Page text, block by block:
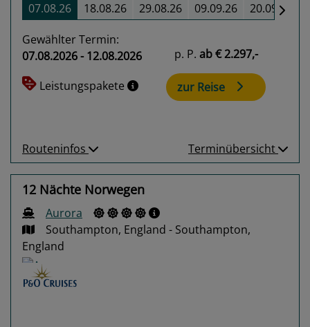
07.08.26
18.08.26 29.08.26 09.09.26 20.09.26
Gewählter Termin:
07.08.2026 - 12.08.2026
Leistungspakete
p. P. ab€ 2.297,-
zur Reise
Routeninfos Terminübersicht
12 Nächte Norwegen
Aurora
Southampton, England - Southampton,
England